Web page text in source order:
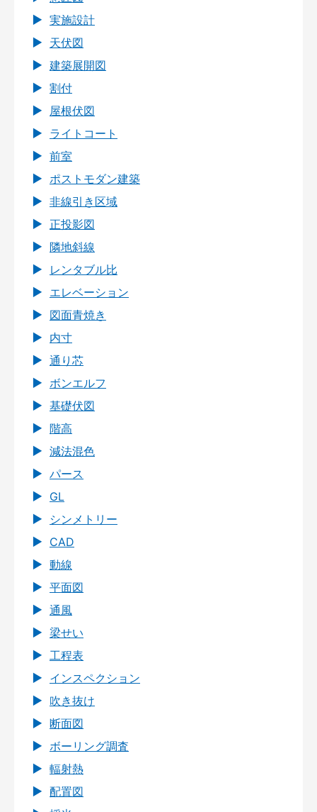
実施設計
天伏図
建築展開図
割付
屋根伏図
ライトコート
前室
ポストモダン建築
非線引き区域
正投影図
隣地斜線
レンタブル比
エレベーション
図面青焼き
内寸
通り芯
ボンエルフ
基礎伏図
階高
減法混色
パース
GL
シンメトリー
CAD
動線
平面図
通風
梁せい
工程表
インスペクション
吹き抜け
断面図
ボーリング調査
輻射熱
配置図